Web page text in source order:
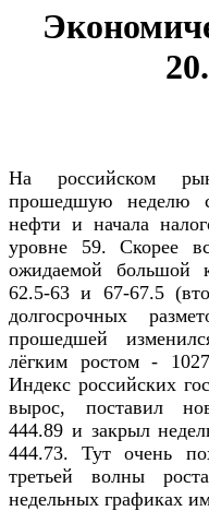
На российском
прошедшую неделю
нефти и начала
уровне 59. Скорее
ожидаемой большой
62.5-63 и 67-67.5
долгосрочных
прошедшей
лёгким ростом -
Индекс российских
вырос, поставил
444.89 и закрыл
444.73. Тут очень
третьей волны
недельных графиках